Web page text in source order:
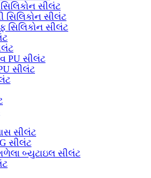
સીલંટ
સિલિકોન સીલંટ
સિલિકોન સીલંટ
PU સીલંટ
સીલંટ
સીલંટ
સીલંટ
બ્યુટાઇલ સીલંટ